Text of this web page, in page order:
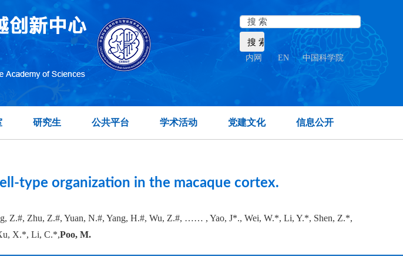
内网 EN | 中国科学院
研究生 公共平台 学术活动 党建文化 信息公开
visual features in the primate temporal lobe.
type organization in the macaque cortex.
Z.#, Zhu, Z.#, Yuan, N.#, Yang, H.#, Wu, Z.#, …… , Yao, J*., Wei, W.*, Li, Y.*, Shen, Z.*,
X.*, Li, C.*,Poo, M.